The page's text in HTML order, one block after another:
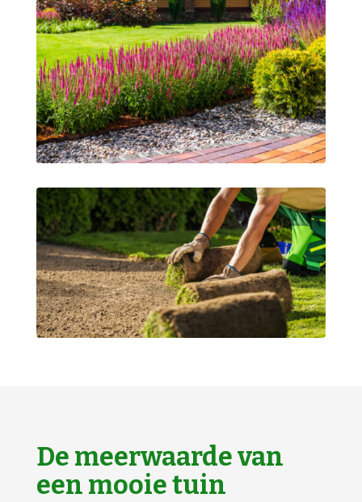
De meerwaarde van
een mooie tuin